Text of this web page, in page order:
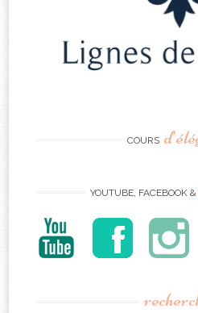
COURS
YOUTUBE, FACEBOOK &